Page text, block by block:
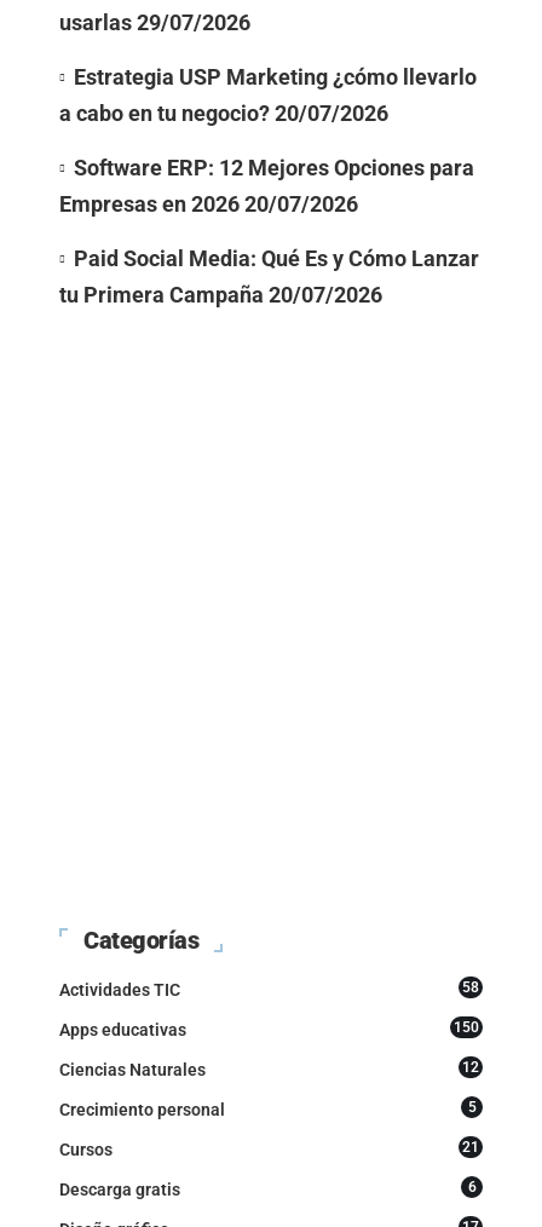
usarlas29/07/2026
Estrategia USP Marketing ¿cómo llevarlo
a cabo en tu negocio?20/07/2026
Software ERP: 12 Mejores Opciones para
Empresas en 202620/07/2026
Paid Social Media: Qué Es y Cómo Lanzar
tu Primera Campaña 20/07/2026
Categorías
Actividades TIC 58
Apps educativas 150
Ciencias Naturales 12
Crecimiento personal 5
Cursos 21
Descarga gratis 6